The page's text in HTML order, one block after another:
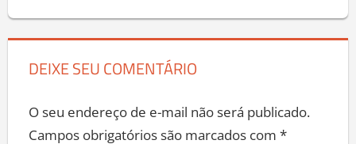
DEIXE SEU COMENTÁRIO
O seu endereço de e-mail não será publicado.
Campos obrigatórios são marcados com *